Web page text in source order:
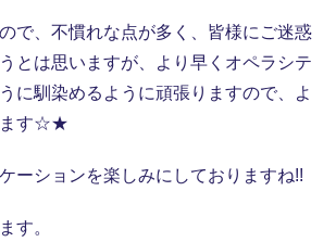
で、不慣れな点が多く、皆様にご迷惑
とは思いますが、より早くオペラシテ
に馴染めるように頑張りますので、よ
ます☆★
ーションを楽しみにしておりますね!!
す。